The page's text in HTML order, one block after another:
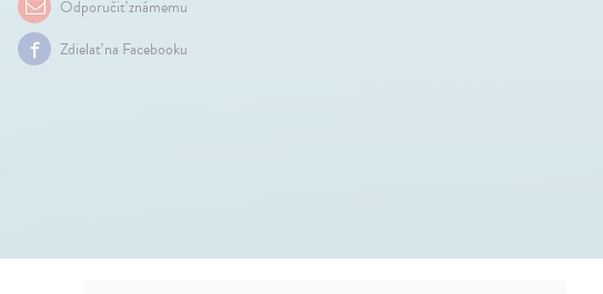
Odporučiť známemu
Zdielať na Facebooku